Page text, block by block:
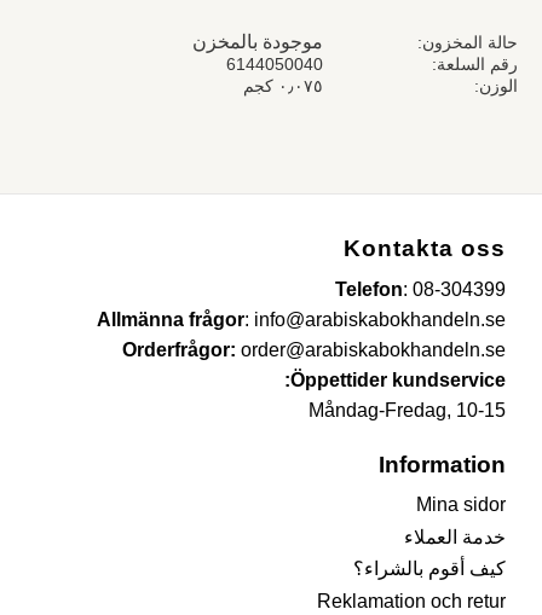
حالة المخزون موجودة بالمخزن
رقم السلعة
6144050040
الوزن
٠٫٠٧٥ كجم
Kontakta oss
Telefon: 08-304399
Allmänna frågor: info@arabiskabokhandeln.se
Orderfrågor: order@arabiskabokhandeln.se
Öppettider kundservice:
Måndag-Fredag, 10-15
Information
Mina sidor
خدمة العملاء
كيف أقوم بالشراء؟
Reklamation och retur